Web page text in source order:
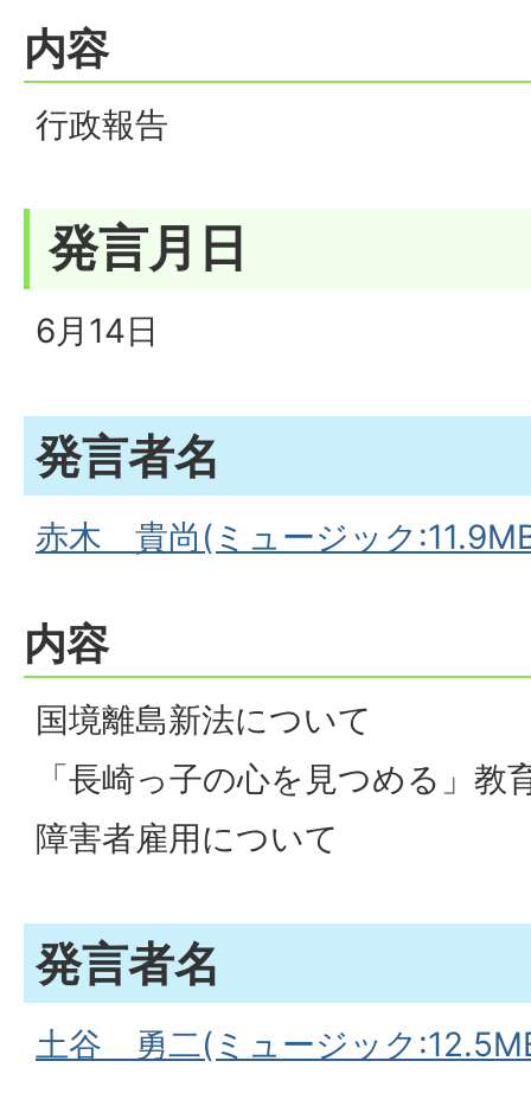
内容
行政報告
発言月日
6月14日
発言者名
赤木 貴尚(ミュージック
内容
国境離島新法について
「長崎っ子の心を見つめる」教
障害者雇用について
発言者名
土谷 勇二(ミュージック